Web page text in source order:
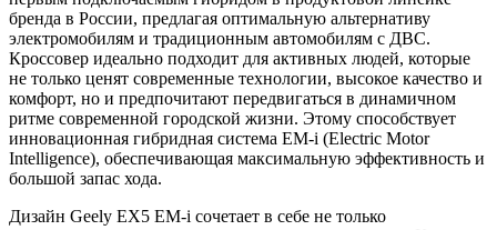
бренда в России, предлагая оптимальную альтернативу
электромобилям и традиционным автомобилям с ДВС.
Кроссовер идеально подходит для активных людей, которые
не только ценят современные технологии, высокое качество и
комфорт, но и предпочитают передвигаться в динамичном
ритме современной городской жизни. Этому способствует
инновационная гибридная система EM-i (Electric Motor
Intelligence), обеспечивающая максимальную эффективность и
большой запас хода.
Дизайн Geely EX5 EM-i сочетает в себе не только